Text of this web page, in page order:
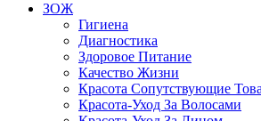
ЗОЖ
Гигиена
Диагностика
Здоровое Питание
Качество Жизни
Красота Сопутствующие
Красота-Уход За Волосами